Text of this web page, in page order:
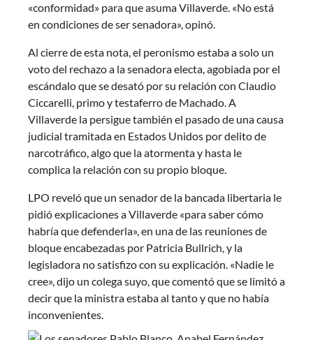
«conformidad» para que asuma Villaverde. «No está
en condiciones de ser senadora», opinó.
Al cierre de esta nota, el peronismo estaba a solo un
voto del rechazo a la senadora electa, agobiada por el
escándalo que se desató por su relación con Claudio
Ciccarelli, primo y testaferro de Machado. A
Villaverde la persigue también el pasado de una causa
judicial tramitada en Estados Unidos por delito de
narcotráfico, algo que la atormenta y hasta le
complica la relación con su propio bloque.
LPO reveló que un senador de la bancada libertaria le
pidió explicaciones a Villaverde «para saber cómo
habría que defenderla», en una de las reuniones de
bloque encabezadas por Patricia Bullrich, y la
legisladora no satisfizo con su explicación. «Nadie le
cree», dijo un colega suyo, que comentó que se limitó a
decir que la ministra estaba al tanto y que no había
inconvenientes.